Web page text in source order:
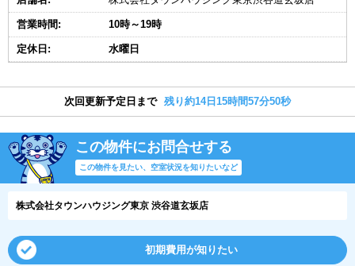
営業時間: 10時～19時
定休日: 水曜日
次回更新予定日まで 残り約14日15時間57分50秒
この物件にお問合せする
この物件を見たい、空室状況を知りたいなど
株式会社タウンハウジング東京 渋谷道玄坂店
初期費用が知りたい